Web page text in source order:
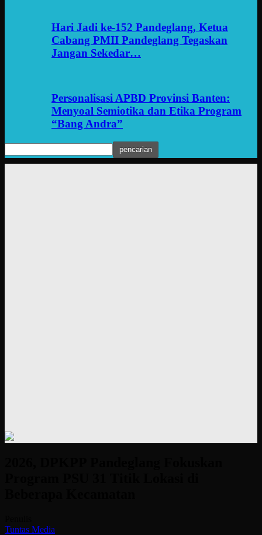
Hari Jadi ke-152 Pandeglang, Ketua
Cabang PMII Pandeglang Tegaskan
Jangan Sekedar…
Personalisasi APBD Provinsi Banten:
Menyoal Semiotika dan Etika Program
“Bang Andra”
Tuntas Media